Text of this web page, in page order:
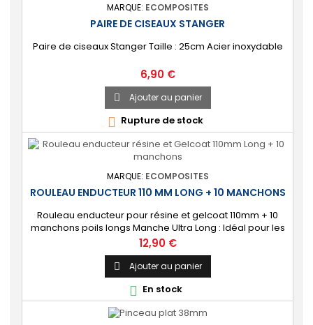
MARQUE: ECOMPOSITES
PAIRE DE CISEAUX STANGER
Paire de ciseaux Stanger Taille : 25cm Acier inoxydable
Prix
6,90 €
 Ajouter au panier
 Rupture de stock
MARQUE: ECOMPOSITES
ROULEAU ENDUCTEUR 110 MM LONG + 10 MANCHONS
Rouleau enducteur pour résine et gelcoat 110mm + 10
manchons poils longs Manche Ultra Long : Idéal pour les
grandes surfaces et accès difficiles. Longueur manche :
37.5cm
Prix
12,90 €
 Ajouter au panier
 En stock